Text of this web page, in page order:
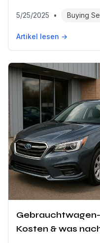
5/25/2025 • Buying
Artikel lesen →
Kosten & was